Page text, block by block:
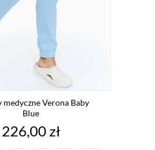
medyczne Verona Baby
Blue
Cena
226,00 zł